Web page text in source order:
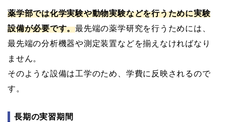
薬学部では化学実験や動物実験などを行うために実験
設備が必要です。最先端の薬学研究を行うためには、
最先端の分析機器や測定装置などを揃えなければなり
ません。
そのような設備は工学のため、学費に反映されるので
す。
長期の実習期間